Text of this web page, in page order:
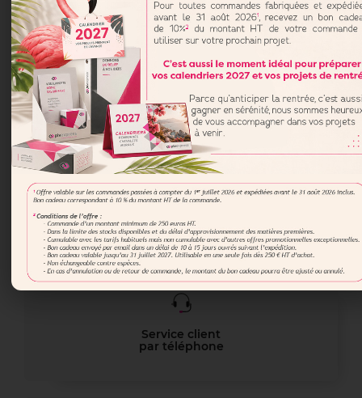
Présentoir pour flyers en carton
personnalisé
Commander
Service client
par téléphone